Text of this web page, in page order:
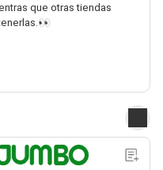
que otras tiendas